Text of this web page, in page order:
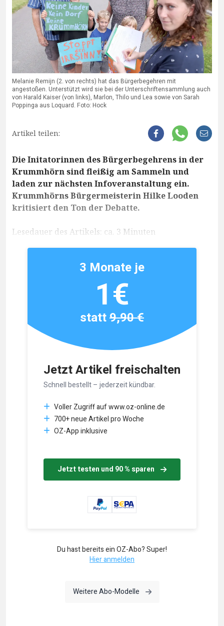
Melanie Remijn (2. von rechts) hat das Bürgerbegehren mit
angestoßen. Unterstützt wird sie bei der Unterschriftensammlung auch
von Harald Kaiser (von links), Marlon, Thilo und Lea sowie von Sarah
Poppinga aus Loquard. Foto: Hock
Artikel teilen:
Die Initatorinnen des Bürgerbegehrens in der
Krummhörn sind fleißig am Sammeln und
laden zur nächsten Infoveranstaltung ein.
Krummhörns Bürgermeisterin Hilke Looden
kritisiert den Ton der Debatte.
Lesedauer des Artikels: ca. 3 Minuten
Jetzt Artikel freischalten
Schnell bestellt – jederzeit kündbar.
Voller Zugriff auf www.oz-online.de
700+ neue Artikel pro Woche
OZ-App inklusive
Jetzt testen und 90 % sparen
3 Monate je
1€
statt9,90 €
Du hast bereits ein OZ-Abo? Super!
Hier anmelden
Weitere Abo-Modelle